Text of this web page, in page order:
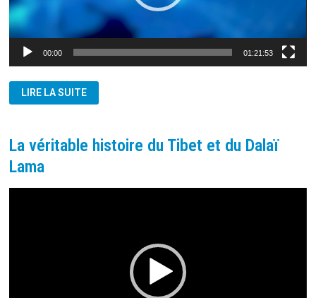
00:00 01:21:53
HISTOIRE
ET
ET
TAIWAN
LIRE LA SUITE
La véritable histoire du Tibet et du Dalaï
Lama